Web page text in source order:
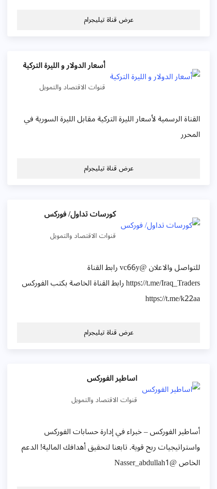
عرض قناة تيليجرام
أسعار الدولار و الليرة التركية
قنوات الاقتصاد والتمويل
القناة الرسمية لأسعار الليرة التركية مقابل الليرة السورية في
المحرر
عرض قناة تيليجرام
كورسات تداول/ فوركس
قنوات الاقتصاد والتمويل
للتواصل والاعلان @vc66y رابط القناة
https://t.me/Iraq_Traders رابط القناة الخاصة بكتب الفوركس
https://t.me/k22aa
عرض قناة تيليجرام
اساطير الفوركس
قنوات الاقتصاد والتمويل
أساطير الفوركس – خبراء في إدارة حسابات الفوركس
واستراتيجيات ربح قوية. تابعنا لتحقيق أهدافك المالية! الدعم
الخاص @Nasser_abdullah1